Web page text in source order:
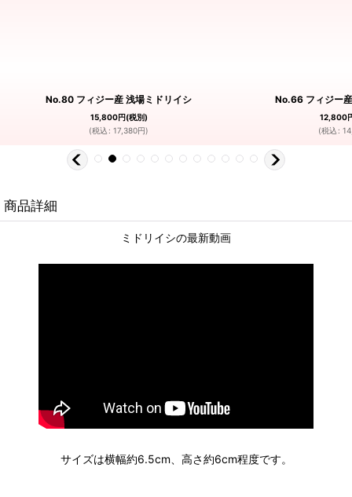
No.80 フィジー産 浅場ミドリイシ
15,800円(税別)
(税込 : 17,380円)
No.66 フィジー
12,800
(税込 :
商品詳細
ミドリイシの最新動画
サイズは横幅約6.5cm、高さ約6cm程度です。